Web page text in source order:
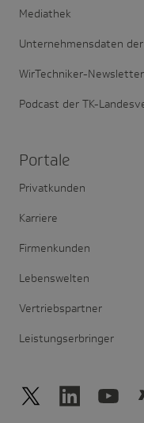
Mediathek
Unternehmensdaten der
WirTechniker-Newsletter
Podcast der TK-
Portale
Privatkunden
Karriere
Firmenkunden
Lebenswelten
Vertriebspartner
Leistungserbringer